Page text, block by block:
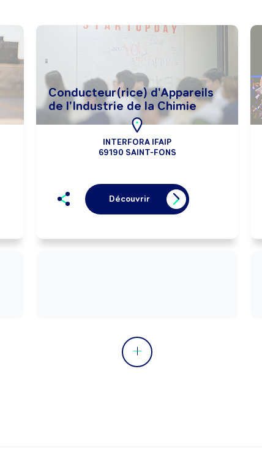
Conducteur(rice) d'Appareils
de l'Industrie de la Chimie
INTERFORA IFAIP
69190 SAINT-FONS
Découvrir